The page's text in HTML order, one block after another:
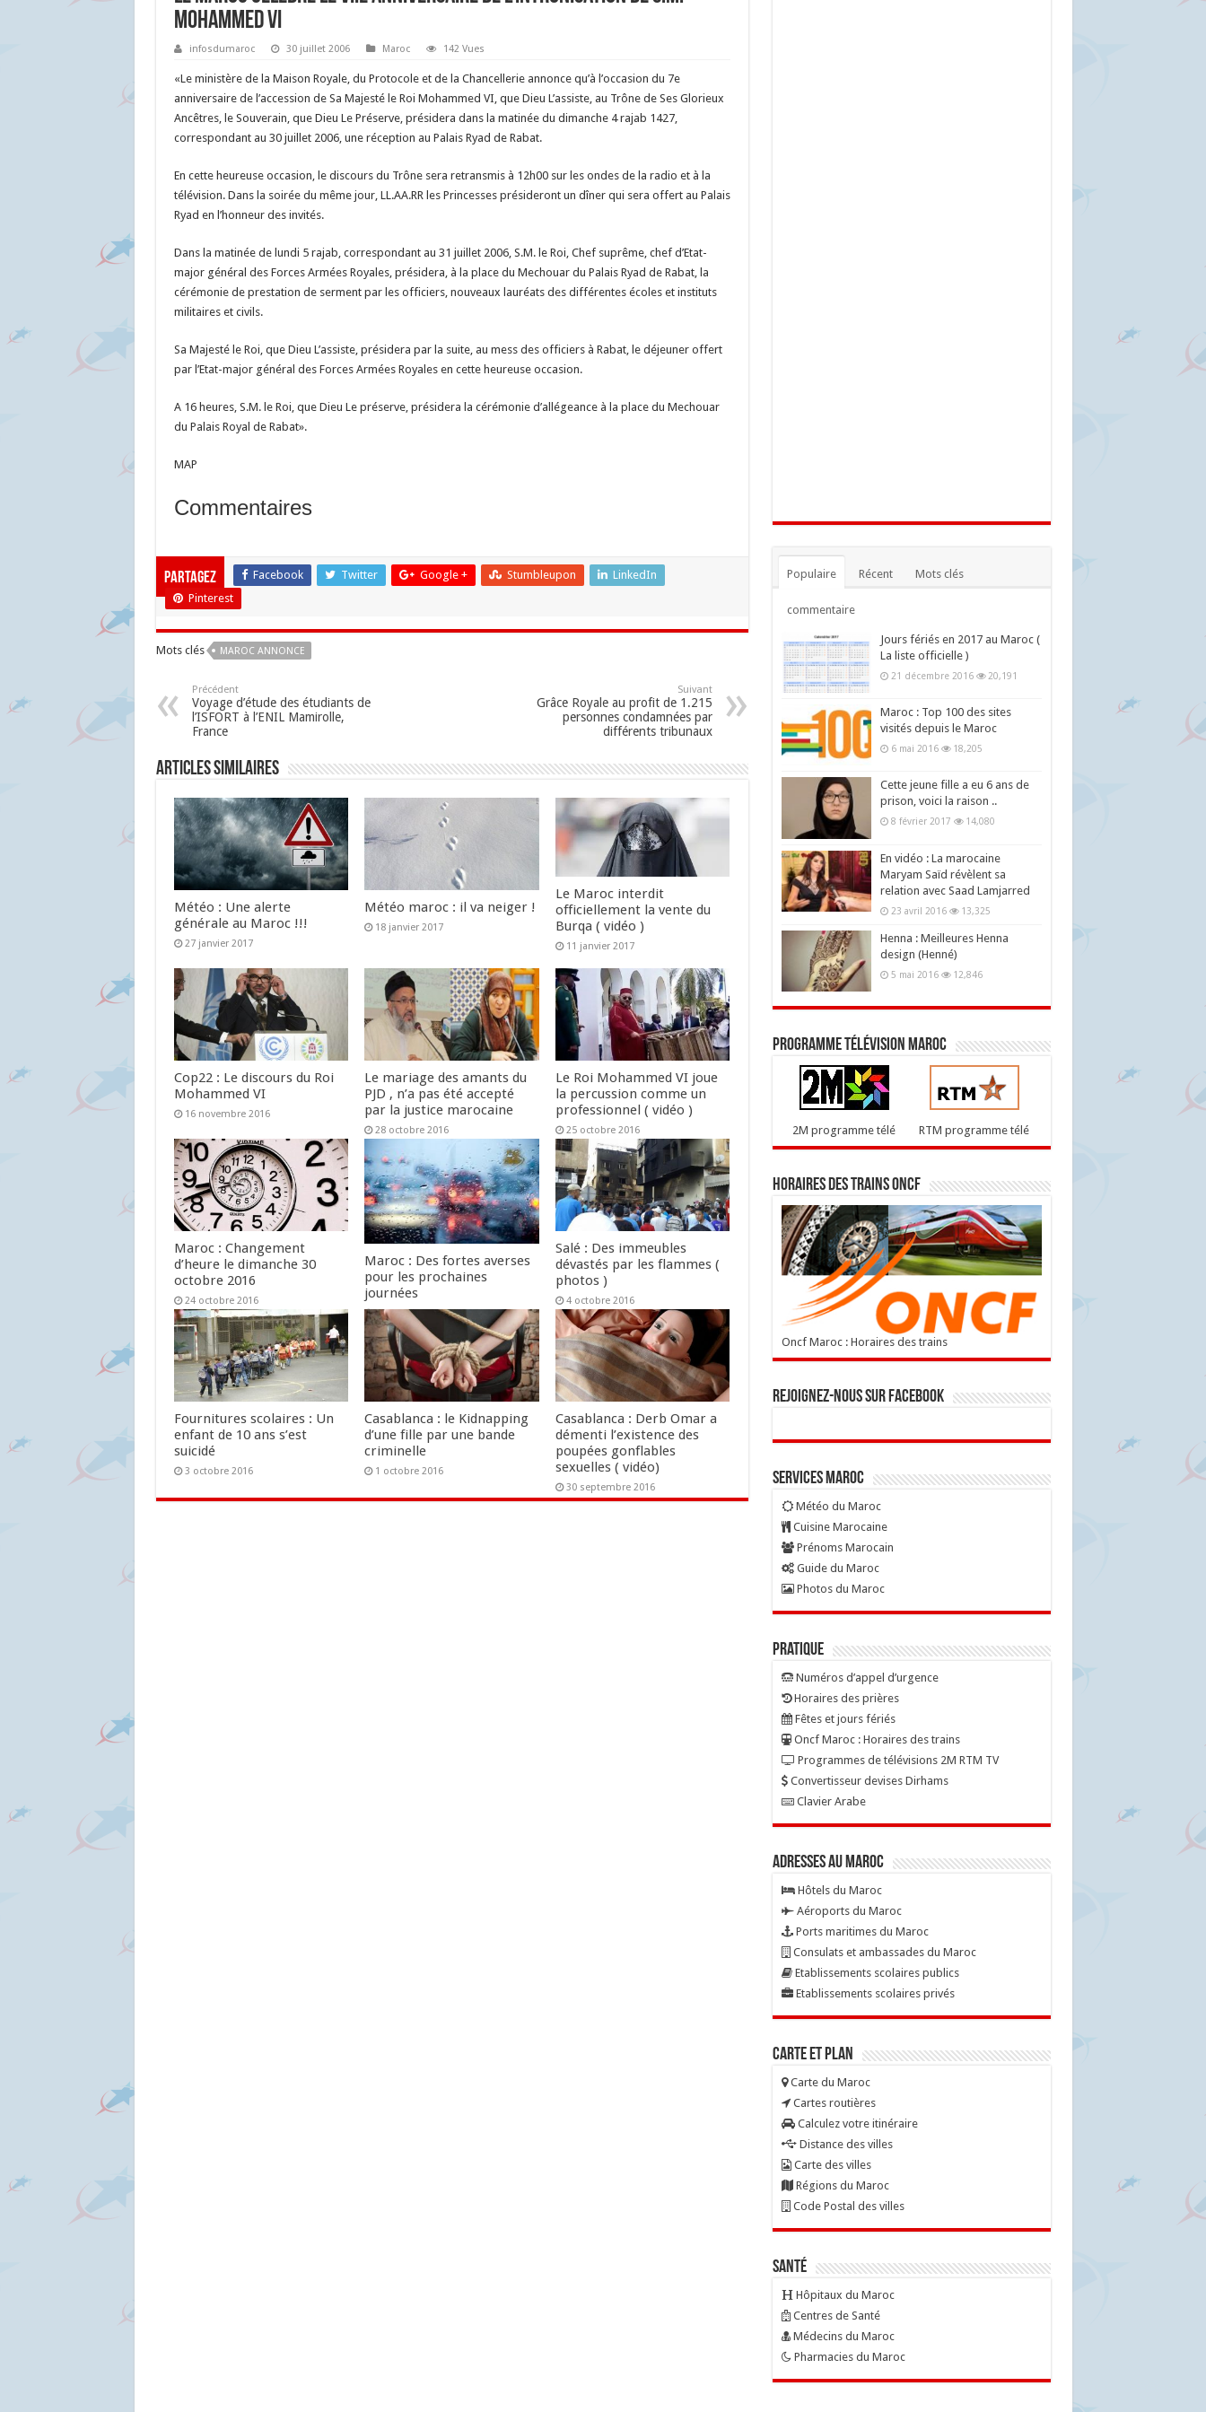
Mohammed VI
infosdumaroc 30 juillet 2006 Maroc 142 Vues
«Le ministère de la Maison Royale, du Protocole et de la Chancellerie annonce qu’à l’occasion du 7e
anniversaire de l’accession de Sa Majesté le Roi Mohammed VI, que Dieu L’assiste, au Trône de Ses Glorieux
Ancêtres, le Souverain, que Dieu Le Préserve, présidera dans la matinée du dimanche 4 rajab 1427,
correspondant au 30 juillet 2006, une réception au Palais Ryad de Rabat.
En cette heureuse occasion, le discours du Trône sera retransmis à 12h00 sur les ondes de la radio et à la
télévision. Dans la soirée du même jour, LL.AA.RR les Princesses présideront un dîner qui sera offert au Palais
Ryad en l’honneur des invités.
Dans la matinée de lundi 5 rajab, correspondant au 31 juillet 2006, S.M. le Roi, Chef suprême, chef d’Etat-
major général des Forces Armées Royales, présidera, à la place du Mechouar du Palais Ryad de Rabat, la
cérémonie de prestation de serment par les officiers, nouveaux lauréats des différentes écoles et instituts
militaires et civils.
Sa Majesté le Roi, que Dieu L’assiste, présidera par la suite, au mess des officiers à Rabat, le déjeuner offert
par l’Etat-major général des Forces Armées Royales en cette heureuse occasion.
A 16 heures, S.M. le Roi, que Dieu Le préserve, présidera la cérémonie d’allégeance à la place du Mechouar
du Palais Royal de Rabat».
MAP
Commentaires
Partagez Facebook Twitter Google + Stumbleupon
LinkedIn
Pinterest
Mots clés MAROC ANNONCE
Précédent
Voyage d’étude des étudiants de
l’ISFORT à l’ENIL Mamirolle,
France
Suivant
Grâce Royale au profit de 1.215
personnes condamnées par
différents tribunaux
Articles similaires
Météo : Une alerte
générale au Maroc !!!
27 janvier 2017
Météo maroc : il va neiger !
18 janvier 2017
Le Maroc interdit
officiellement la vente du
Burqa ( vidéo )
11 janvier 2017
Cop22 : Le discours du Roi
Mohammed VI
16 novembre 2016
Le mariage des amants du
PJD , n’a pas été accepté
par la justice marocaine
28 octobre 2016
Le Roi Mohammed VI joue
la percussion comme un
professionnel ( vidéo )
25 octobre 2016
Maroc : Changement
d’heure le dimanche 30
octobre 2016
24 octobre 2016
Maroc : Des fortes averses
pour les prochaines
journées
24 octobre 2016
Salé : Des immeubles
dévastés par les flammes (
photos )
4 octobre 2016
Fournitures scolaires : Un
enfant de 10 ans s’est
suicidé
3 octobre 2016
Casablanca : le Kidnapping
d’une fille par une bande
criminelle
1 octobre 2016
Casablanca : Derb Omar a
démenti l’existence des
poupées gonflables
sexuelles ( vidéo)
30 septembre 2016
Populaire Récent Mots clés
commentaire
Jours fériés en 2017 au Maroc (
La liste officielle )
21 décembre 2016 20,191
Maroc : Top 100 des sites
visités depuis le Maroc
6 mai 2016 18,205
Cette jeune fille a eu 6 ans de
prison, voici la raison ..
8 février 2017 14,080
En vidéo : La marocaine
Maryam Saïd révèlent sa
relation avec Saad Lamjarred
23 avril 2016 13,325
Henna : Meilleures Henna
design (Henné)
5 mai 2016 12,846
Programme télévision maroc
2M programme télé RTM programme télé
Horaires des trains ONCF
Oncf Maroc : Horaires des trains
Rejoignez-nous sur Facebook
Services Maroc
Météo du Maroc
Cuisine Marocaine
Prénoms Marocain
Guide du Maroc
Photos du Maroc
Pratique
Numéros d’appel d’urgence
Horaires des prières
Fêtes et jours fériés
Oncf Maroc : Horaires des trains
Programmes de télévisions 2M RTM TV
Convertisseur devises Dirhams
Clavier Arabe
Adresses au Maroc
Hôtels du Maroc
Aéroports du Maroc
Ports maritimes du Maroc
Consulats et ambassades du Maroc
Etablissements scolaires publics
Etablissements scolaires privés
Carte et Plan
Carte du Maroc
Cartes routières
Calculez votre itinéraire
Distance des villes
Carte des villes
Régions du Maroc
Code Postal des villes
Santé
Hôpitaux du Maroc
Centres de Santé
Médecins du Maroc
Pharmacies du Maroc